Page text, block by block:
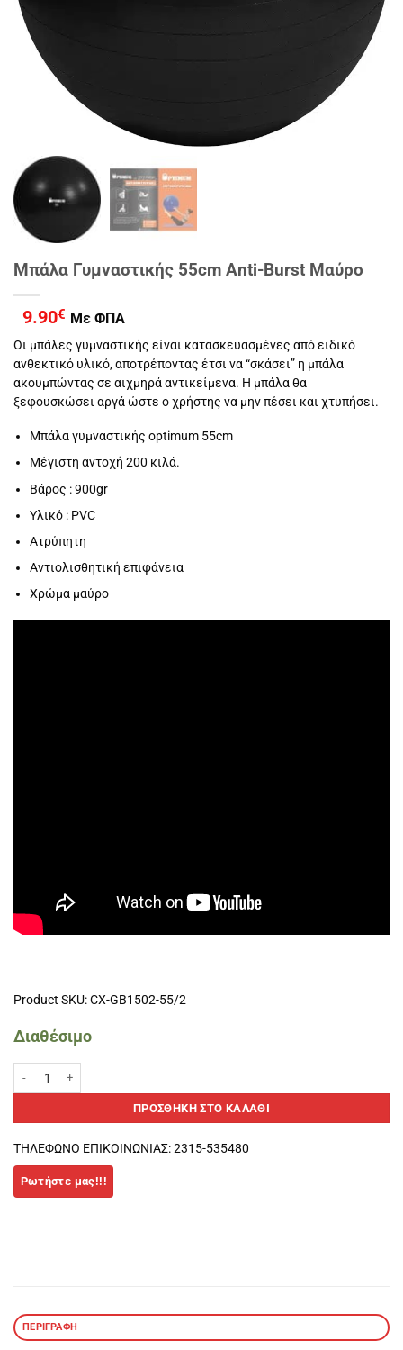
Μπάλα Γυμναστικής 55cm Anti-Burst Μαύρο
9.90€ Με ΦΠΑ
Οι μπάλες γυμναστικής είναι κατασκευασμένες από ειδικό
ανθεκτικό υλικό, αποτρέποντας έτσι να “σκάσει” η μπάλα
ακουμπώντας σε αιχμηρά αντικείμενα. Η μπάλα θα
ξεφουσκώσει αργά ώστε ο χρήστης να μην πέσει και χτυπήσει.
Μπάλα γυμναστικής optimum 55cm
Μέγιστη αντοχή 200 κιλά.
Βάρος : 900gr
Υλικό : PVC
Ατρύπητη
Αντιολισθητική επιφάνεια
Χρώμα μαύρο
Product SKU: CX-GB1502-55/2
Διαθέσιμο
ΠΡΟΣΘΉΚΗ ΣΤΟ ΚΑΛΆΘΙ
ΤΗΛΕΦΩΝΟ ΕΠΙΚΟΙΝΩΝΙΑΣ: 2315-535480
ΠΕΡΙΓΡΑΦΉ